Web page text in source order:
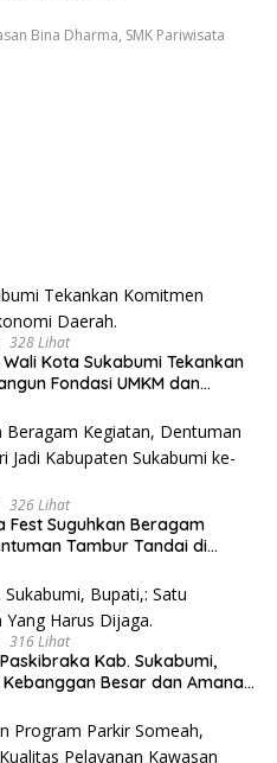
Bina Dharma, SMK Pariwisata
328 Lihat
Kota Sukabumi Tekankan
Fondasi UMKM dan
326 Lihat
Fest Suguhkan Beragam
Tambur Tandai di
316 Lihat
Kab. Sukabumi,
Kebanggan Besar dan Amanah